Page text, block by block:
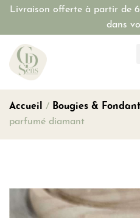
Livraison offerte à partir de
dans
Accueil / Bougies &
parfumé diamant